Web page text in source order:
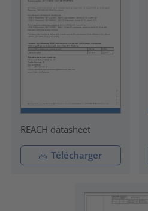
REACH datasheet
Télécharger